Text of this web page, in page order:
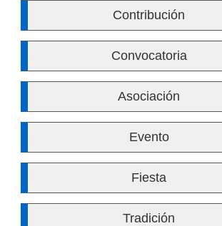
Contribución
Convocatoria
Asociación
Evento
Fiesta
Tradición